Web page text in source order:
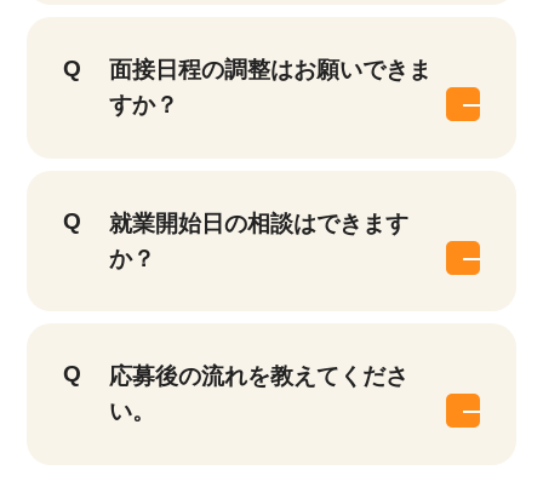
面接日程の調整はお願いできま
すか？
就業開始日の相談はできます
か？
応募後の流れを教えてくださ
い。